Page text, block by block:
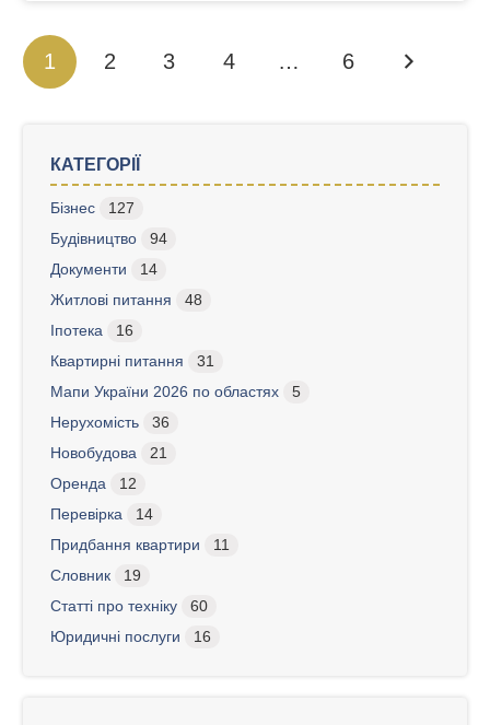
1 2 3 4 … 6
КАТЕГОРІЇ
Бізнес
127
Будівництво
94
Документи
14
Житлові питання
48
Іпотека
16
Квартирні питання
31
Мапи України 2026 по областях
5
Нерухомість
36
Новобудова
21
Оренда
12
Перевірка
14
Придбання квартири
11
Словник
19
Статті про техніку
60
Юридичні послуги
16